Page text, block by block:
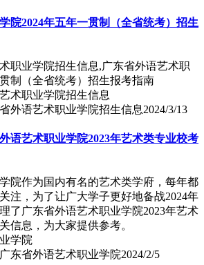
院2024年五年一贯制（全省统考）招生
职业学院招生信息,广东省外语艺术职
制（全省统考）招生报考指南
外语艺术职业学院招生信息2024/3/13
语艺术职业学院2023年艺术类专业校考
院作为国内有名的艺术类学府，每年都
注，为了让广大学子更好地备战2024年
了广东省外语艺术职业学院2023年艺术
信息，为大家提供参考。
广东省外语艺术职业学院2024/2/5